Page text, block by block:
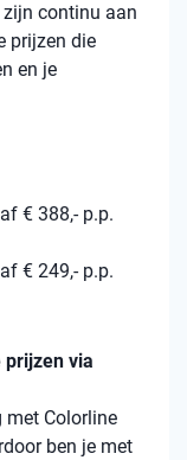
continu aan
prijzen die
en je
€ 388,- p.p.
€ 249,- p.p.
prijzen via
met Colorline
ben je met